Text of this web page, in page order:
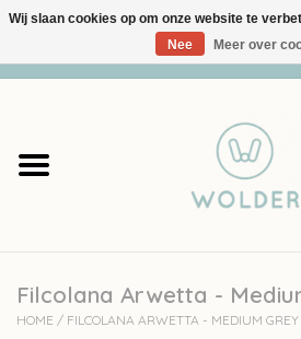
Garens
Accessoires
Filcolana Arwetta -
HOME / FILCOLANA ARWETTA - MEDIUM
Wij slaan cookies op om onze website te
Nee
Meer over